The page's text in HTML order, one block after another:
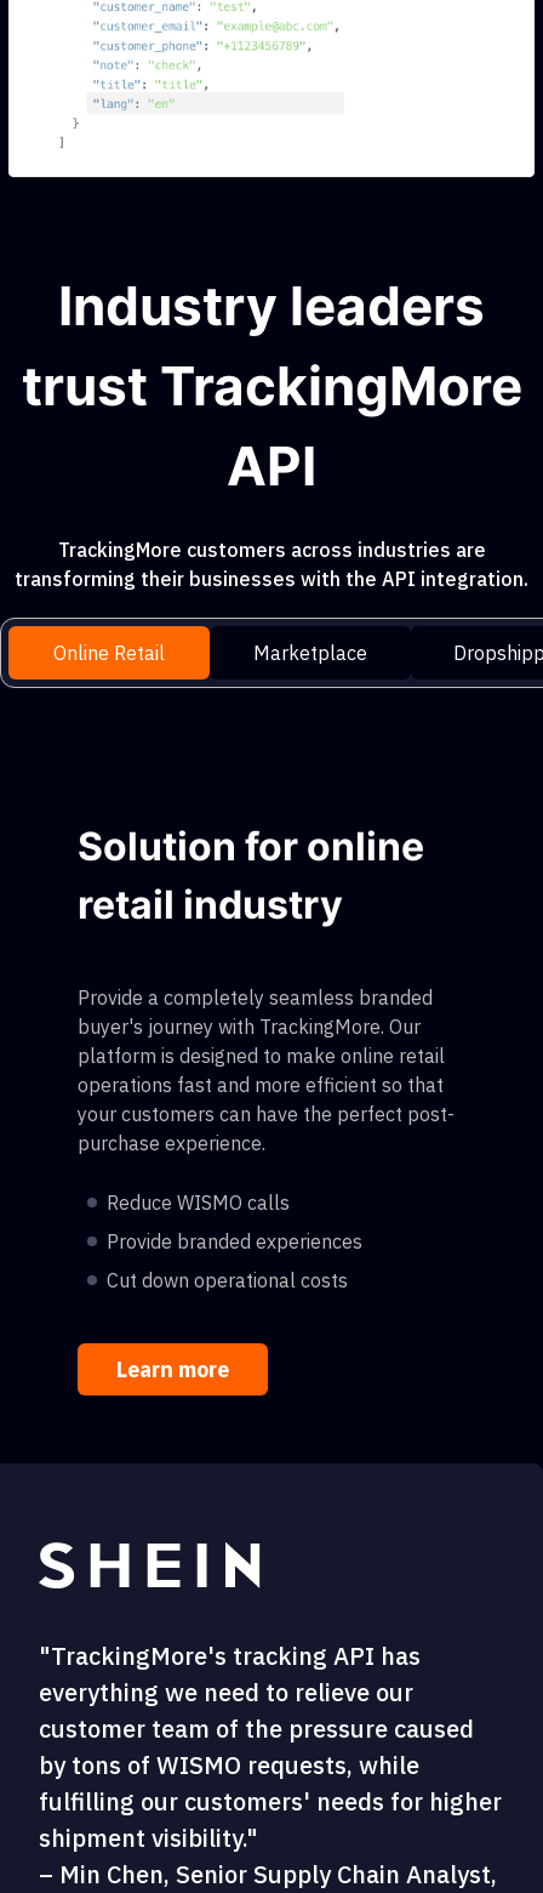
Industry leaders
trust TrackingMore
API
TrackingMore customers across industries are
transforming their businesses with the API integration.
Online Retail Marketplace
Solution for online
retail industry
Provide a completely seamless branded
buyer's journey with TrackingMore. Our
platform is designed to make online retail
operations fast and more efficient so that
your customers can have the perfect post-
purchase experience.
Reduce WISMO calls
Provide branded experiences
Cut down operational costs
Learn more
"TrackingMore's tracking API has
everything we need to relieve our
customer team of the pressure caused
by tons of WISMO requests, while
fulfilling our customers' needs for higher
shipment visibility."
– Min Chen, Senior Supply Chain Analyst,